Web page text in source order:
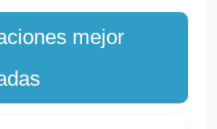
mejor